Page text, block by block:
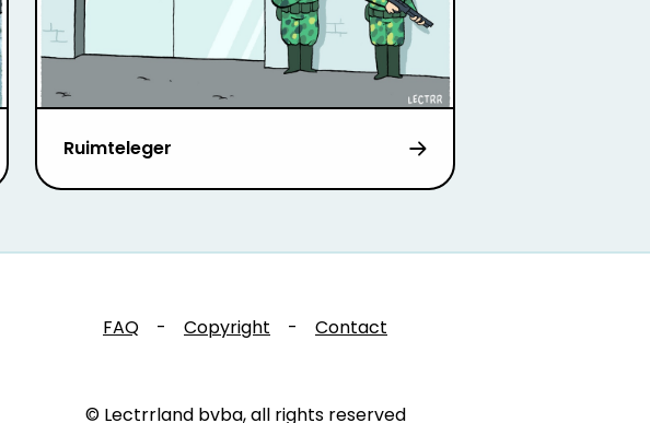
Ruimteleger
FAQ - Copyright - Contact
© Lectrrland bvba, all rights reserved